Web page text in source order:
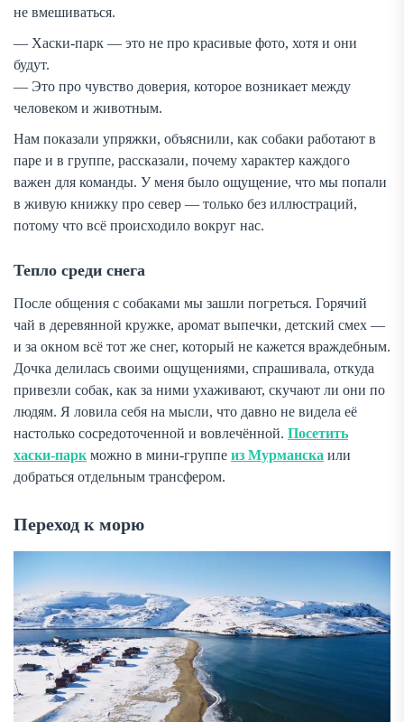
не вмешиваться.
— Хаски-парк — это не про красивые фото, хотя и они
будут.
— Это про чувство доверия, которое возникает между
человеком и животным.
Нам показали упряжки, объяснили, как собаки работают в
паре и в группе, рассказали, почему характер каждого
важен для команды. У меня было ощущение, что мы попали
в живую книжку про север — только без иллюстраций,
потому что всё происходило вокруг нас.
Тепло среди снега
После общения с собаками мы зашли погреться. Горячий
чай в деревянной кружке, аромат выпечки, детский смех —
и за окном всё тот же снег, который не кажется враждебным.
Дочка делилась своими ощущениями, спрашивала, откуда
привезли собак, как за ними ухаживают, скучают ли они по
людям. Я ловила себя на мысли, что давно не видела её
настолько сосредоточенной и вовлечённой. Посетить
хаски-парк можно в мини-группе из Мурманска или
добраться отдельным трансфером.
Переход к морю